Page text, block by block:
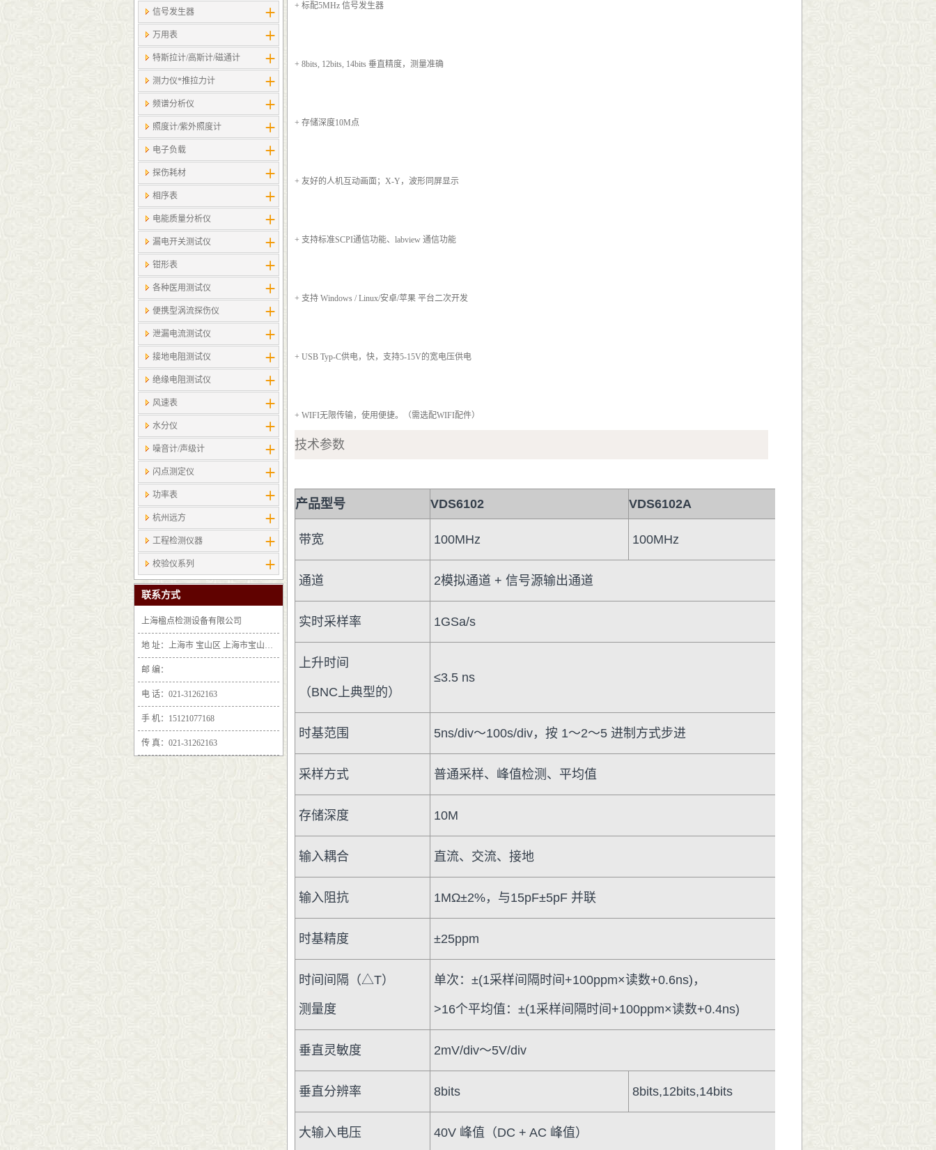
信号发生器
万用表
特斯拉计/高斯计​/磁通计
测力仪*推拉力计
频谱分析仪
照度计/紫外照度计
电子负载
探伤耗材
相序表
电能质量分析仪
漏电开关测试仪
钳形表
各种医用测试仪
便携型涡流探伤仪
泄漏电流测试仪
接地电阻测试仪
绝缘电阻测试仪
风速表
水分仪
噪音计/声级计
闪点测定仪
功率表
杭州远方
工程检测仪器
校验仪系列
联系方式
上海楹点检测设备有限公司
地 址：上海市 宝山区 上海市宝山区沪太路6397号1-2层F25区1011室
邮 编：
电 话：021-31262163
手 机：15121077168
传 真：021-31262163
+ 标配5MHz 信号发生器
+ 8bits, 12bits, 14bits 垂直精度，测量准确
+ 存储深度10M点
+ 友好的人机互动画面；X-Y，波形同屏显示
+ 支持标准SCPI通信功能、labview 通信功能
+ 支持 Windows / Linux/安卓/苹果 平台二次开发
+ USB Typ-C供电，快，支持5-15V的宽电压供电
+ WIFI无限传输，使用便捷。（需选配WIFI配件）
技术参数
产品型号 VDS6102 VDS6102A
带宽 100MHz 100MHz
通道 2模拟通道 + 信号源输出通道
实时采样率 1GSa/s
上升时间
（BNC上典型的）
≤3.5 ns
时基范围 5ns/div～100s/div，按 1～2～5 进制方式步进
采样方式 普通采样、峰值检测、平均值
存储深度 10M
输入耦合 直流、交流、接地
输入阻抗 1MΩ±2%，与15pF±5pF 并联
时基精度 ±25ppm
时间间隔（△T）
测量度
单次：±(1采样间隔时间+100ppm×读数+0.6ns)，
>16个平均值：±(1采样间隔时间+100ppm×读数+0.4ns)
垂直灵敏度 2mV/div～5V/div
垂直分辨率 8bits 8bits,12bits,14bits
大输入电压 40V 峰值（DC + AC 峰值）